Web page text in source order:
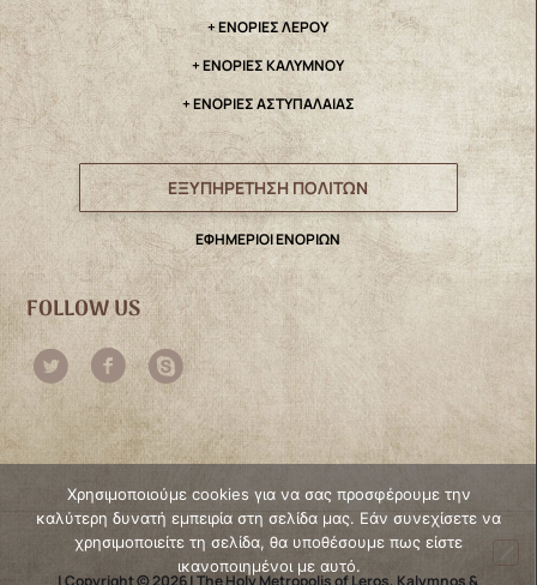
+ ΕΝΟΡΙΕΣ ΛΕΡΟΥ
+ ΕΝΟΡΙΕΣ ΚΑΛΥΜΝΟΥ
+ ΕΝΟΡΙΕΣ ΑΣΤΥΠΑΛΑΙΑΣ
ΕΞΥΠΗΡΕΤΗΣΗ ΠΟΛΙΤΩΝ
ΕΦΗΜΕΡΙΟΙ ΕΝΟΡΙΩΝ
FOLLOW US
| Copyright © 2026 | The Holy Metropolis of Leros, Kalymnos &
Χρησιμοποιούμε cookies για να σας προσφέρουμε την
καλύτερη δυνατή εμπειρία στη σελίδα μας. Εάν συνεχίσετε να
χρησιμοποιείτε τη σελίδα, θα υποθέσουμε πως είστε
ικανοποιημένοι με αυτό.